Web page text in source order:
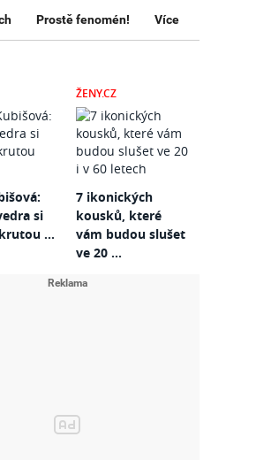
Prostě fenomén! Více
si
...
ŽENY.CZ
7 ikonických
kousků, které
vám budou slušet
ve 20 ...